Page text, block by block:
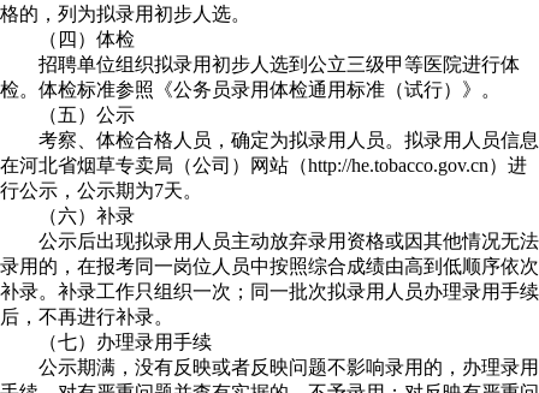
格的，列为拟录用初步人选。
（四）体检
招聘单位组织拟录用初步人选到公立三级甲等医院进行体
检。体检标准参照《公务员录用体检通用标准（试行）》。
（五）公示
考察、体检合格人员，确定为拟录用人员。拟录用人员信息
在河北省烟草专卖局（公司）网站（http://he.tobacco.gov.cn）进
行公示，公示期为7天。
（六）补录
公示后出现拟录用人员主动放弃录用资格或因其他情况无法
录用的，在报考同一岗位人员中按照综合成绩由高到低顺序依次
补录。补录工作只组织一次；同一批次拟录用人员办理录用手续
后，不再进行补录。
（七）办理录用手续
公示期满，没有反映或者反映问题不影响录用的，办理录用